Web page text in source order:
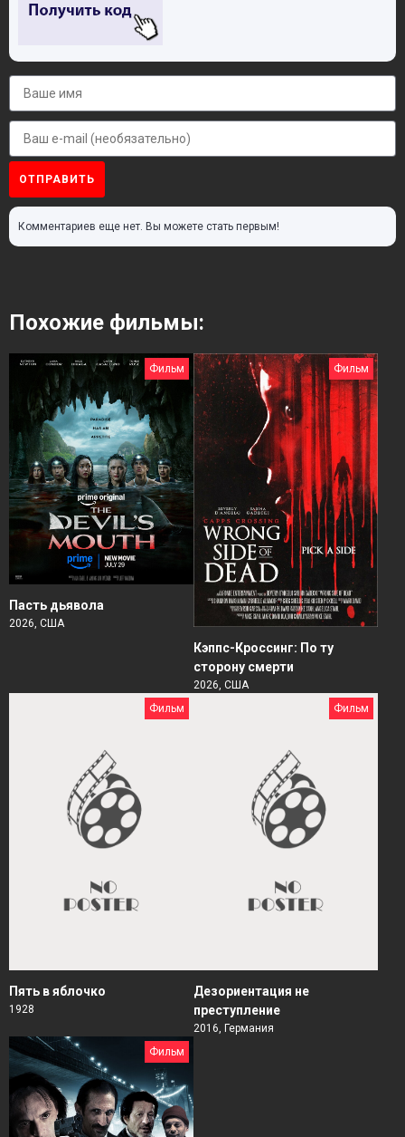
ОТПРАВИТЬ
Комментариев еще нет. Вы можете стать первым!
Похожие фильмы:
Фильм
Пасть дьявола
2026, США
Фильм
Кэппс-Кроссинг: По ту
сторону смерти
2026, США
Фильм
Пять в яблочко
1928
Фильм
Дезориентация не
преступление
2016, Германия
Фильм